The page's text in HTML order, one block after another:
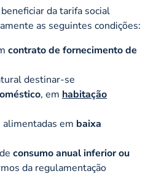
da tarifa social
as seguintes condições:
contrato de fornecimento de
destinar-se
, em habitação
em baixa
consumo anual inferior ou
da regulamentação